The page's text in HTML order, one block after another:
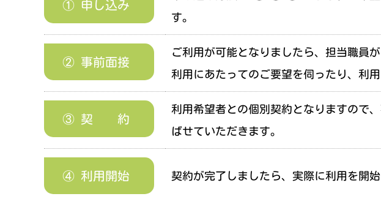
① 申し込み
す。
② 事前面接
ご利用が可能となりましたら、担当職員
利用にあたってのご要望を伺ったり、利
③ 契 約
利用希望者との個別契約となりますので
ばせていただきます。
④ 利用開始 契約が完了しましたら、実際に利用を開始